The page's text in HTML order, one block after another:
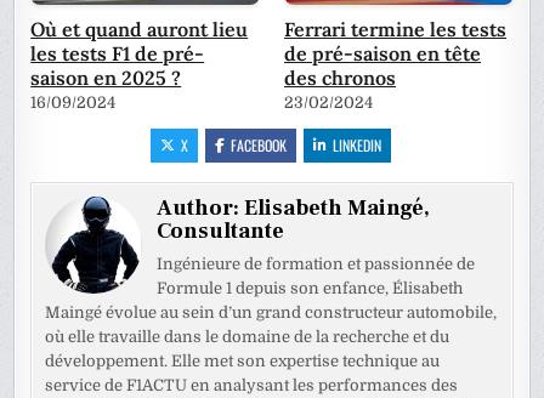
Où et quand auront lieu
les tests F1 de pré-
saison en 2025 ?
16/09/2024
Ferrari termine les tests
de pré-saison en tête
des chronos
23/02/2024
X FACEBOOK LINKEDIN
Author:Elisabeth Maingé,
Consultante
Ingénieure de formation et passionnée de
Formule 1 depuis son enfance, Élisabeth
Maingé évolue au sein d’un grand constructeur automobile,
où elle travaille dans le domaine de la recherche et du
développement. Elle met son expertise technique au
service de F1ACTU en analysant les performances des